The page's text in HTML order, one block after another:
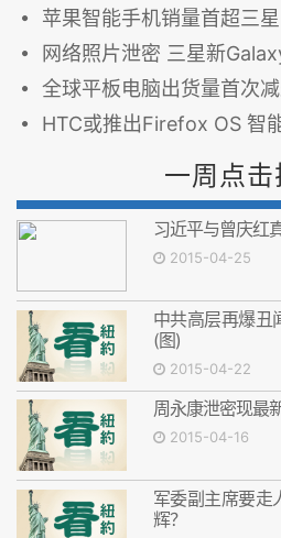
苹果智能手机销量首超三星
网络照片泄密 三星新
全球平板电脑出货量首次
HTC或推出Firefox OS 智
一周点击
习近平与曾庆红
2015-04-25
中共高层再爆丑
(图)
2015-04-22
周永康泄密现最
2015-04-16
军委副主席要走
辉？